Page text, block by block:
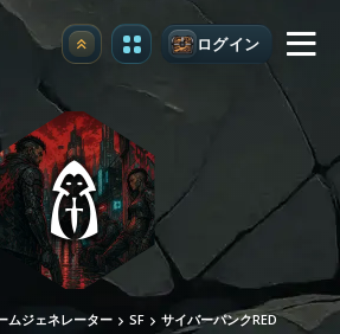
アップグレード ログイン
ムジェネレーター SF サイバーパンクRED